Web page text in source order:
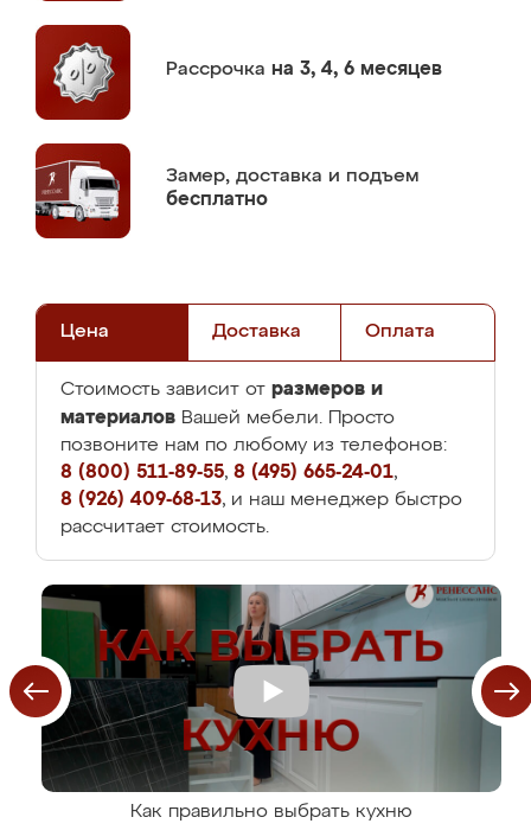
Рассрочка на 3, 4, 6 месяцев
Замер, доставка и подъем
бесплатно
Цена Доставка Оплата
Стоимость зависит от размеров и
материалов Вашей мебели. Просто
позвоните нам по любому из телефонов:
8 (800) 511-89-55, 8 (495) 665-24-01,
8 (926) 409-68-13, и наш менеджер быстро
рассчитает стоимость.
Как правильно выбрать кухню